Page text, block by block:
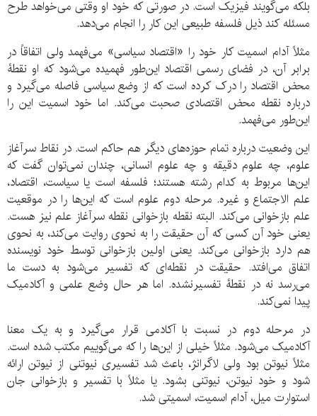
بلکه می‌گویند فیزیک است. در صورتی که خود او وقتی می‌خواهد طرح
مسئله کند ذیل فلسفه طبیعی این کار را انجام می‌دهد.
مثلاً آدام اسمیت کار خود را «اقتصاد سیاسی» می‌فهمد ولی اتفاقاً در
برابر آن، در فضای رسمی اقتصاد این‌طور فهمیده می‌شود که او نقطۀ
محض اقتصاد را درک کرده است که از وضع سیاسی فاصله می‌گیرد و
درباره نقطه محض اقتصادی صحبت می‌کند. اما خود اسمیت این را
این‌طور می‌فهمد.
این وضعیت درباره تمام حوزه‌های دیگر هم حاکم است. در نقاط سرآغاز
علوم، چه علوم دقیقه و چه علوم انسانی، چندان نمی‌توان گفت که
این‌ها مربوط به کدام رشته هستند؛ فلسفه است یا سیاست، اقتصاد،
علم الاجتماع و غیره. مرحله دوم علوم است که این‌ها را در موقعیت
علم بازخوانی می‌کند. البته نقطه بازخوانی نقطه سرآغاز علم نیز هست.
یعنی خود آن کسی که آن حقیقت را به نحوی روایت می‌کند، به نحوی
هم دارد بازخوانی می‌کند. یعنی اولین بازخوانی توسط خود نویسنده
اتفاق می‌افتد. حقیقت در نقطه‌ای که تفسیر می‌شود به دست ما
می‌رسد نه در نقطۀ تفسیرنشده. اما هر حال وضع علمی و آکادمیک
پیدا نمی‌کند.
در مرحله دوم در نسبت با آکادمی قرار می‌گیرد و به یک معنا
آکادمیک می‌شود. مثلاً خیلی از این‌ها را که می‌گوییم مکتب شده است.
مثلاً نیوتن بود ولی لاگرانژ، باعث شد تفسیری نیوتنی از نیوتن ارائه
شود و خود نیوتن، نیوتنی بشود. یا مثلاً با تفسیر و بازخوانی جان
استوارت میل، آدام اسمیت، اسمیتی شد.